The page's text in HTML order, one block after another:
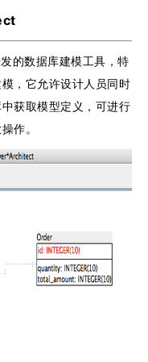
的数据库建模工具，特
，它允许设计人员同时
获取模型定义，可进行
作。